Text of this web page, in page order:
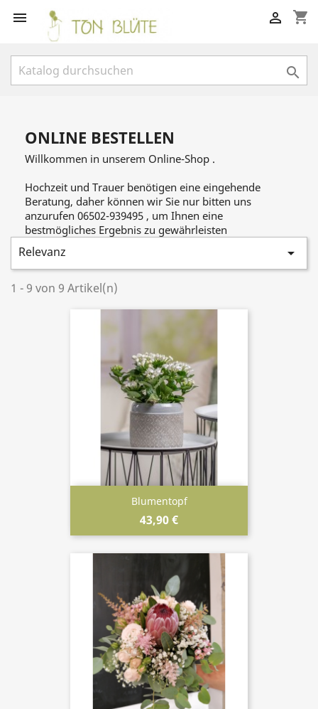
 shopping_cart


ONLINE BESTELLEN
Willkommen in unserem Online-Shop .
Hochzeit und Trauer benötigen eine eingehende
Beratung, daher können wir Sie nur bitten uns
anzurufen 06502-939495 , um Ihnen eine
bestmögliches Ergebnis zu gewährleisten
Relevanz 
1 - 9 von 9 Artikel(n)
Blumentopf
43,90 €